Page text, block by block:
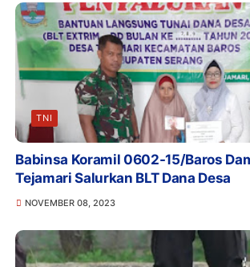
TNI
Babinsa Koramil 0602-15/Baros
Tejamari Salurkan BLT Dana Desa
NOVEMBER 08, 2023